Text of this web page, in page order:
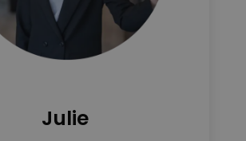
Julie